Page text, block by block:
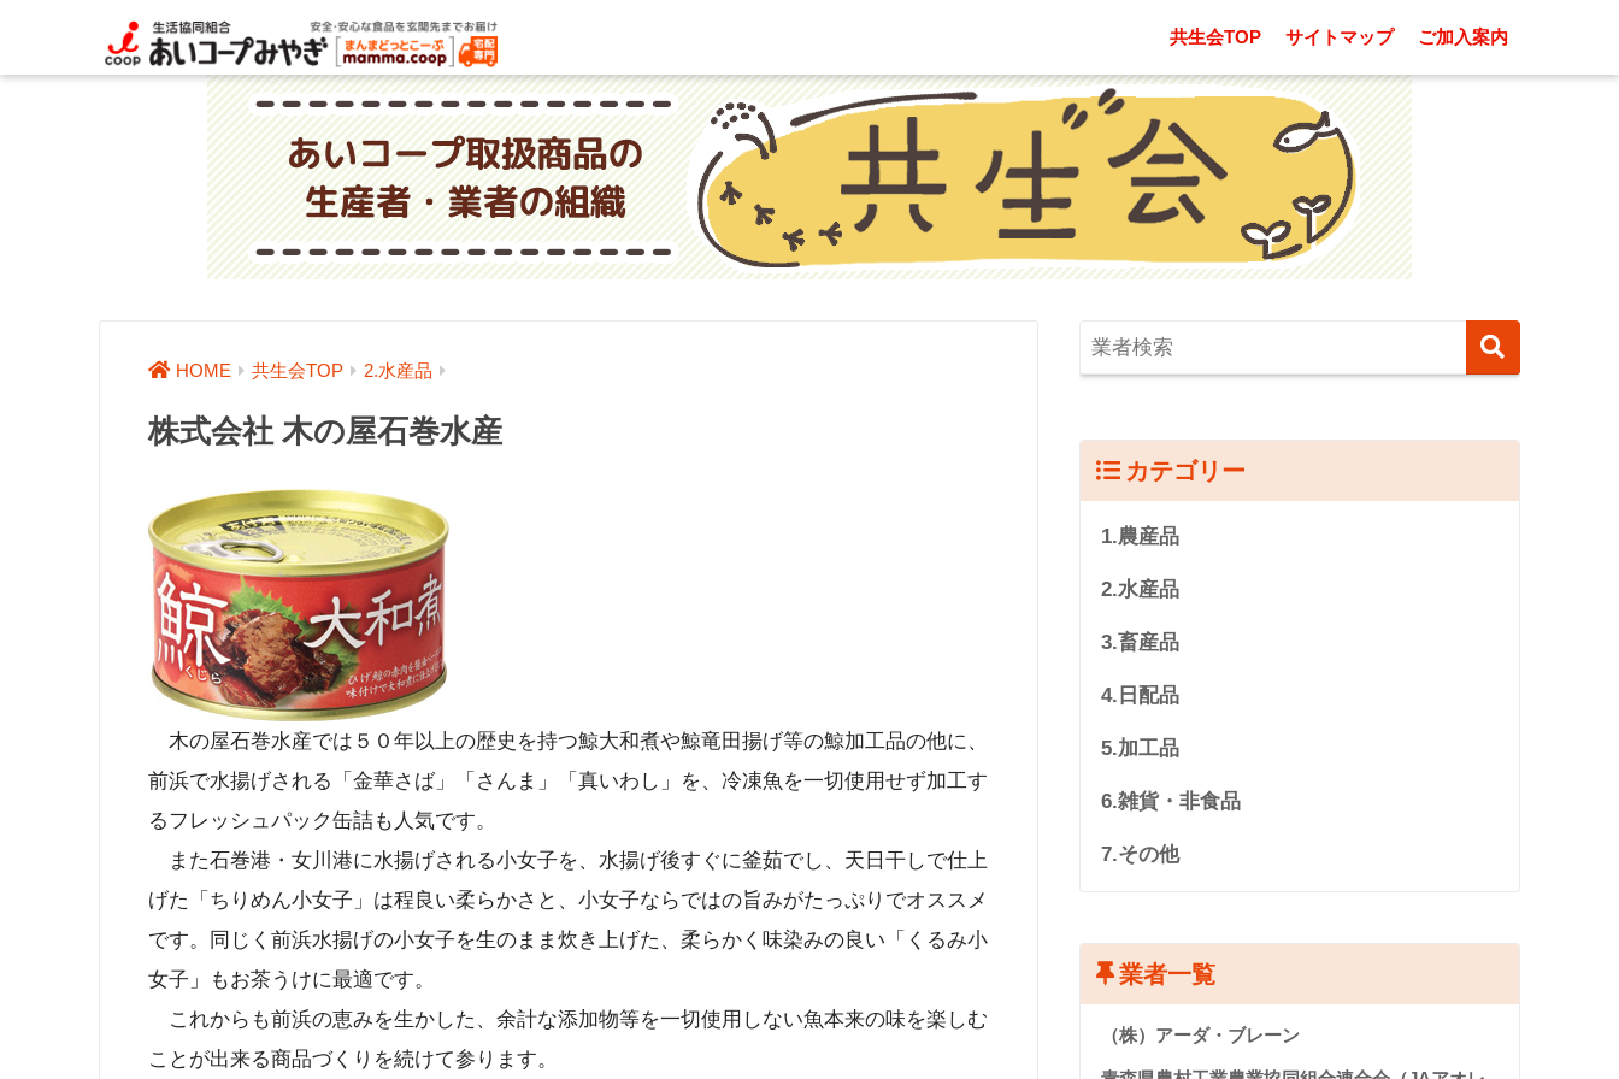
共生会TOP サイトマップ ご加入案内
HOME 共生会TOP 2.水産品
株式会社 木の屋石巻水産
木の屋石巻水産では５０年以上の歴史を持つ鯨大和煮や鯨竜田揚げ等の鯨加工品の他に、
前浜で水揚げされる「金華さば」「さんま」「真いわし」を、冷凍魚を一切使用せず加工す
るフレッシュパック缶詰も人気です。
また石巻港・女川港に水揚げされる小女子を、水揚げ後すぐに釜茹でし、天日干しで仕上
げた「ちりめん小女子」は程良い柔らかさと、小女子ならではの旨みがたっぷりでオススメ
です。同じく前浜水揚げの小女子を生のまま炊き上げた、柔らかく味染みの良い「くるみ小
女子」もお茶うけに最適です。
これからも前浜の恵みを生かした、余計な添加物等を一切使用しない魚本来の味を楽しむ
ことが出来る商品づくりを続けて参ります。
カテゴリー
1.農産品
2.水産品
3.畜産品
4.日配品
5.加工品
6.雑貨・非食品
7.その他
業者一覧
（株）アーダ・ブレーン